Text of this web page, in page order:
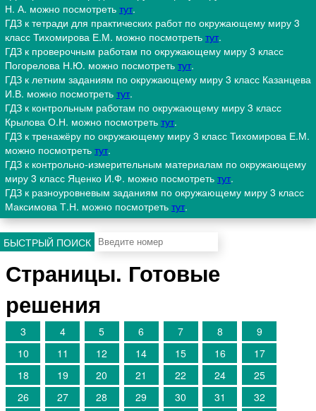
Н. А. можно посмотреть тут.
ГДЗ к тетради для практических работ по окружающему миру 3
класс Тихомирова Е.М. можно посмотреть тут.
ГДЗ к проверочным работам по окружающему миру 3 класс
Погорелова Н.Ю. можно посмотреть тут.
ГДЗ к летним заданиям по окружающему миру 3 класс Казанцева
И.В. можно посмотреть тут.
ГДЗ к контрольным работам по окружающему миру 3 класс
Крылова О.Н. можно посмотреть тут.
ГДЗ к тренажёру по окружающему миру 3 класс Тихомирова Е.М.
можно посмотреть тут.
ГДЗ к контрольно-измерительным материалам по окружающему
миру 3 класс Яценко И.Ф. можно посмотреть тут.
ГДЗ к разноуровневым заданиям по окружающему миру 3 класс
Максимова Т.Н. можно посмотреть тут.
БЫСТРЫЙ ПОИСК
Страницы. Готовые
решения
3 4 5 6 7 8
9
10
11 12 14 15 16
17
18
19 20 21 22 24
25
26
27 28 29 30 31 32